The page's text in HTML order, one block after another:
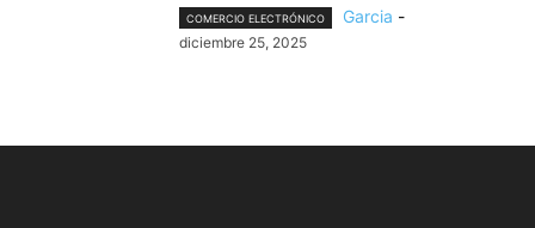
COMERCIO ELECTRÓNICO Garcia -
diciembre 25, 2025